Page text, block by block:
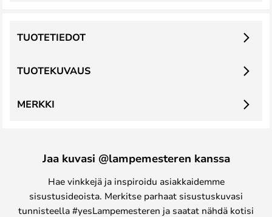
TUOTEKUVAUS
TUOTETIEDOT
MERKKI
Jaa kuvasi @lampemesteren kanssa
Hae vinkkejä ja inspiroidu asiakkaidemme
sisustusideoista. Merkitse parhaat sisustuskuvasi
tunnisteella #yesLampemesteren ja saatat nähdä kotisi